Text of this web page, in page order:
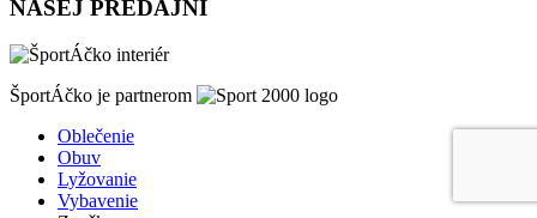
NAŠEJ PREDAJNI
ŠportÁčko je partnerom
Oblečenie
Obuv
Lyžovanie
Vybavenie